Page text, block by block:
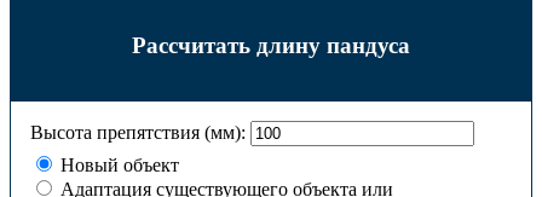
Рассчитать длину пандуса
Высота препятствия (мм):
Новый объект
Адаптация существующего объекта или